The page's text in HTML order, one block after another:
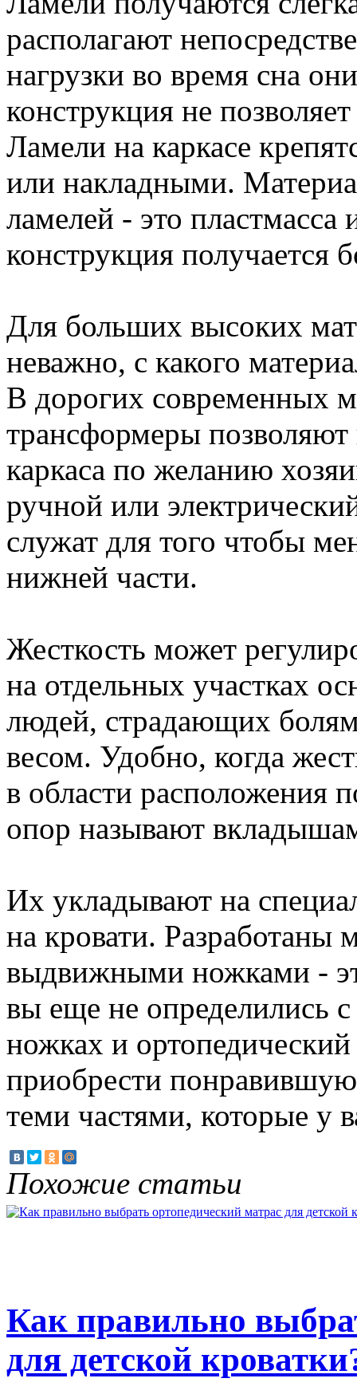
располагают
нагрузки во время сна
конструкция не
Ламели на каркасе
или накладными.
ламелей - это
конструкция получается
Для больших высоких
неважно, с какого
В дорогих современных
трансформеры позволяют
каркаса по желанию
ручной или
служат для того чтобы
нижней части.
Жесткость может
на отдельных участках
людей, страдающих
весом. Удобно, когда
в области расположения
опор называют
Их укладывают на
на кровати. Разработаны
выдвижными ножками -
вы еще не определились
ножках и
приобрести
теми частями, которые у
Похожие статьи
Как правильно
для детской